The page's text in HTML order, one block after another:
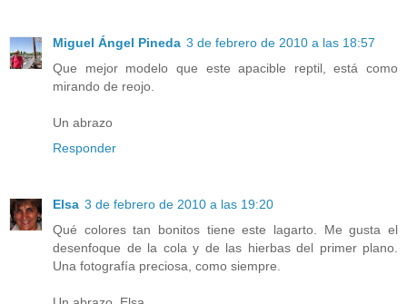
Miguel Ángel Pineda 3 de febrero de 2010 a las 18:57
Que mejor modelo que este apacible reptil, está como
mirando de reojo.
Un abrazo
Responder
Elsa 3 de febrero de 2010 a las 19:20
Qué colores tan bonitos tiene este lagarto. Me gusta el
desenfoque de la cola y de las hierbas del primer plano.
Una fotografía preciosa, como siempre.